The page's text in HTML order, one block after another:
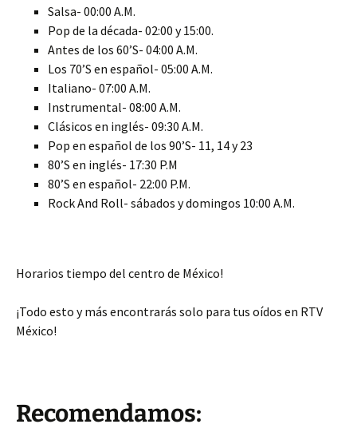
Salsa- 00:00 A.M.
Pop de la década- 02:00 y 15:00.
Antes de los 60’S- 04:00 A.M.
Los 70’S en español- 05:00 A.M.
Italiano- 07:00 A.M.
Instrumental- 08:00 A.M.
Clásicos en inglés- 09:30 A.M.
Pop en español de los 90’S- 11, 14 y 23
80’S en inglés- 17:30 P.M
80’S en español- 22:00 P.M.
Rock And Roll- sábados y domingos 10:00 A.M.
Horarios tiempo del centro de México!
¡Todo esto y más encontrarás solo para tus oídos en RTV
México!
Recomendamos: